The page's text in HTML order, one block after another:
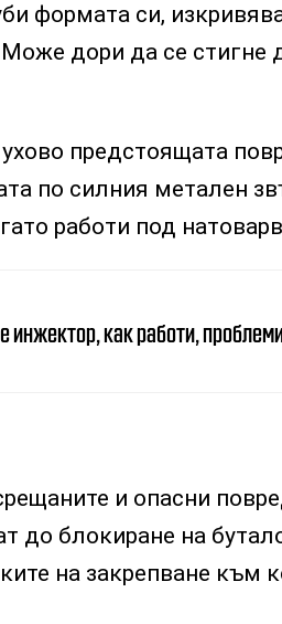
формата си,
Може дори да се стигне
предстоящата
по силния метален
работи под
инжектор, как работи,
и опасни
до блокиране на
на закрепване към